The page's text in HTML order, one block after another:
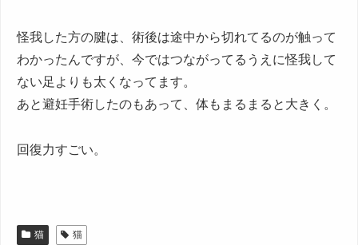
怪我した方の腱は、術後は途中から切れてるのが触って
わかったんですが、今ではつながってるうえに怪我して
ない足よりも太くなってます。
あと避妊手術したのもあって、体もまるまると大きく。
回復力すごい。
猫 猫